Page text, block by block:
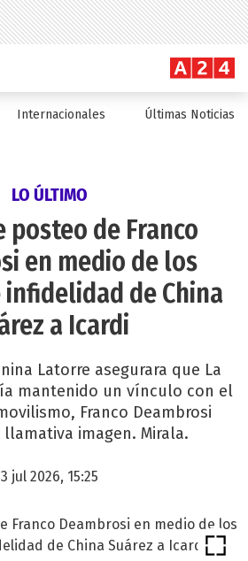
Internacionales Últimas Noticias
LO ÚLTIMO
posteo de Franco
en medio de los
de China
a Icardi
Latorre asegurara que La
mantenido un vínculo con el
Franco Deambrosi
imagen. Mirala.
3 jul 2026, 15:25